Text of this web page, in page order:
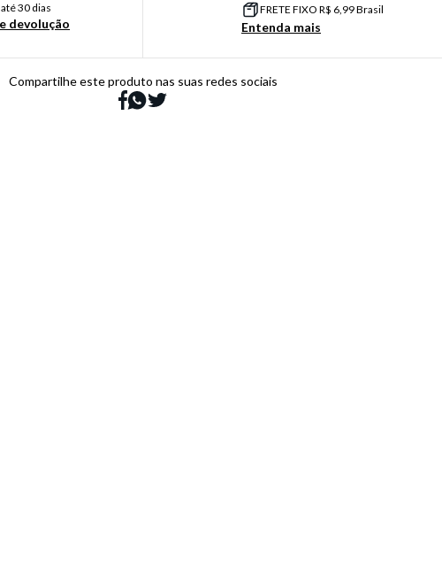
30 dias
devolução
FRETE FIXO R$ 6,99 Brasil
Entenda mais
Compartilhe este produto nas suas redes sociais